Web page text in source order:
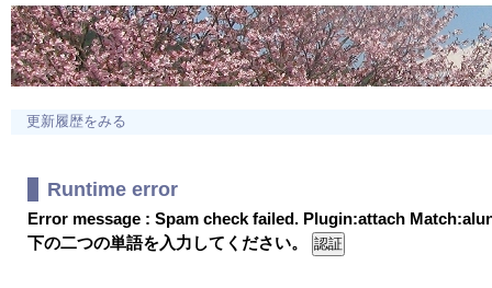
更新履歴をみる
Runtime error
Error message : Spam check failed. Plugin:attach
下の二つの単語を入力してください。